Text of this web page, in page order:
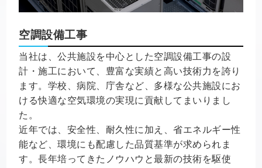
空調設備工事
当社は、公共施設を中心とした空調設備工事の設
計・施工において、豊富な実績と高い技術力を誇り
ます。学校、病院、庁舎など、多様な公共施設にお
ける快適な空気環境の実現に貢献してまいりまし
た。
近年では、安全性、耐久性に加え、省エネルギー性
能など、環境にも配慮した品質基準が求められま
す。長年培ってきたノウハウと最新の技術を駆使